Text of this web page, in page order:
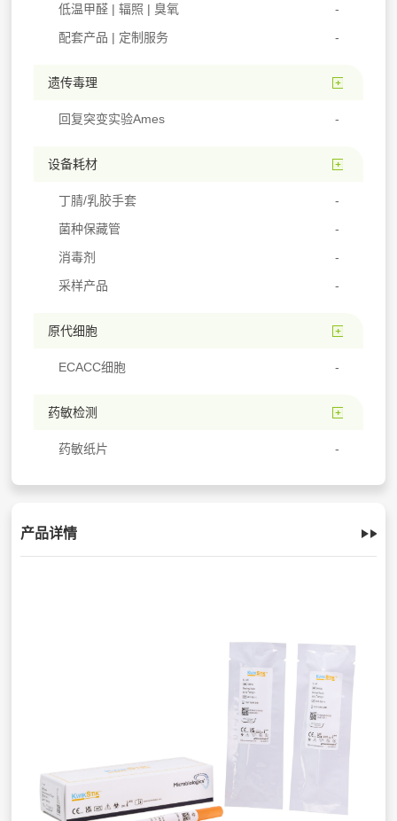
低温甲醛 | 辐照 | 臭氧
配套产品 | 定制服务
遗传毒理
回复突变实验Ames
设备耗材
丁腈/乳胶手套
菌种保藏管
消毒剂
采样产品
原代细胞
ECACC细胞
药敏检测
药敏纸片
产品详情